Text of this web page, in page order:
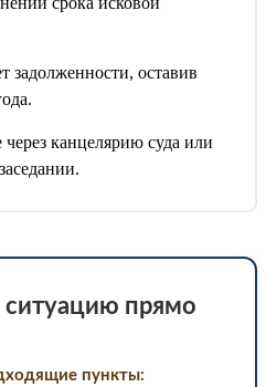
задолженности, оставив
через канцелярию суда или
ситуацию прямо
пункты: